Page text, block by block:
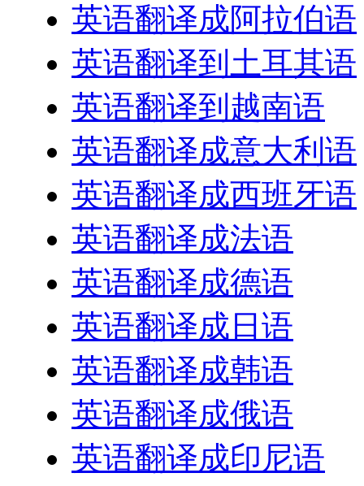
英语翻译成阿拉伯语
英语翻译到土耳其语
英语翻译到越南语
英语翻译成意大利语
英语翻译成西班牙语
英语翻译成法语
英语翻译成德语
英语翻译成日语
英语翻译成韩语
英语翻译成俄语
英语翻译成印尼语